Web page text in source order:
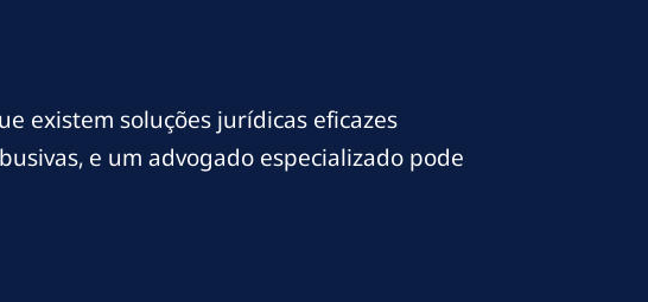
existem soluções jurídicas eficazes
e um advogado especializado pode